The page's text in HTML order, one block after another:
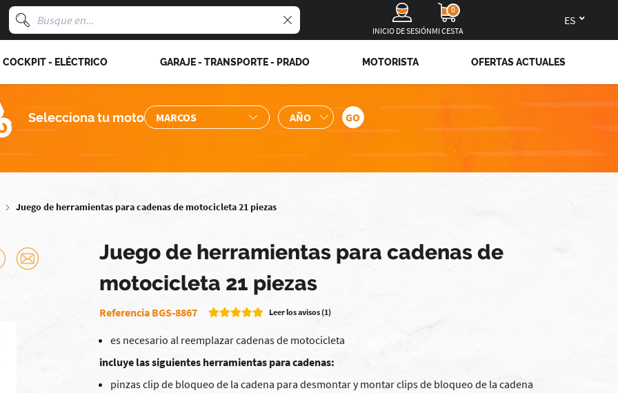
INICIO DE SESIÓN
0
MI CESTA
COCKPIT - ELÉCTRICO GARAJE - TRANSPORTE - PRADO MOTORISTA OFERTAS ACTUALES
Selecciona tu moto
Juego de herramientas para cadenas de motocicleta 21 piezas
Juego de herramientas para cadenas de
motocicleta 21 piezas
Referencia BGS-8867 Leer los avisos (1)
es necesario al reemplazar cadenas de motocicleta
incluye las siguientes herramientas para cadenas:
pinzas clip de bloqueo de la cadena para desmontar y montar clips de bloqueo de la cadena